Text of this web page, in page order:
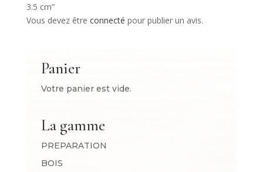
3.5 cm”
Vous devez être connecté pour publier un avis.
Panier
Votre panier est vide.
La gamme
PREPARATION
BOIS